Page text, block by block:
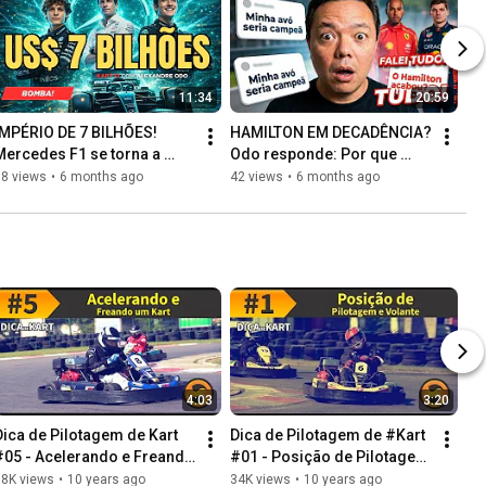
11:34
IMPÉRIO DE 7 BILHÕES!
F1 se torna a
mais rica e
views • 6 months ago
20:59
HAMILTON EM DECADÊNCIA?
Odo responde: Por que
Verstappen e Alonso estão
42 views • 6 months ago
4:03
de Pilotagem de Kart
- Acelerando e Freando
Kart
views • 10 years ago
3:20
Dica de Pilotagem de #Kart
#01 - Posição de Pilotagem
e Volante
34K views • 10 years ago